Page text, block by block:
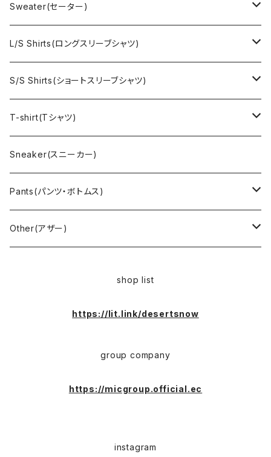
EURO Military(ユーロミリタリー）
Ralph Laurne(ラルフローレン)
Denim jacket(デニムジャケット)
Vest(ベスト)
Outdoor(アウトドア)
Cover all(カバーオール)
Nylon Jacket(ナイロンジャケット)
Leather Jacket(レザージャケット)
Champion(チャンピオン)
Reverse Weave(リバースウィーブ)
Sports sweat(スポーツ スウェット)
Character(キャラクター)
Lee （リー）
Russell（ラッセル）
Sweater(セーター)
Ralph Lauren(ラルフローレン)
Brand(ブランド)
LACOSTE(ラコステ)
Cardigan(カーディガン)
Vest(ベスト)
Military （ミリタリー）
L/S Shirts(ロングスリーブシャツ)
Ralph Lauren(ラルフローレン)
Brooks Brothers(ブルックスブラザーズ)
Military（ミリタリー）
Euro(ヨーロッパ)
Work（ワーク）
PENDLETON（ペンドルトン）
S/S Shirts(ショートスリーブシャツ)
Ralph Lauren (ラルフローレン)
Hawaiian(ハワイアン)
Military (ミリタリー )
bowling（ボウリング）
T-shirt(Tシャツ)
Champion(チャンピオン)
Sport(スポーツ)
Harley Davidson(ハーレーダビッドソン)
Hard Rock CAFE(ハードロックカフェ)
Sneaker(スニーカー)
Pants(パンツ・ボトムス)
Carhartt,Dickies(カーハート、ディッキーズ)
Other(アザー)
shop list
https://lit.link/desertsnow
group company
https://micgroup.official.ec
instagram